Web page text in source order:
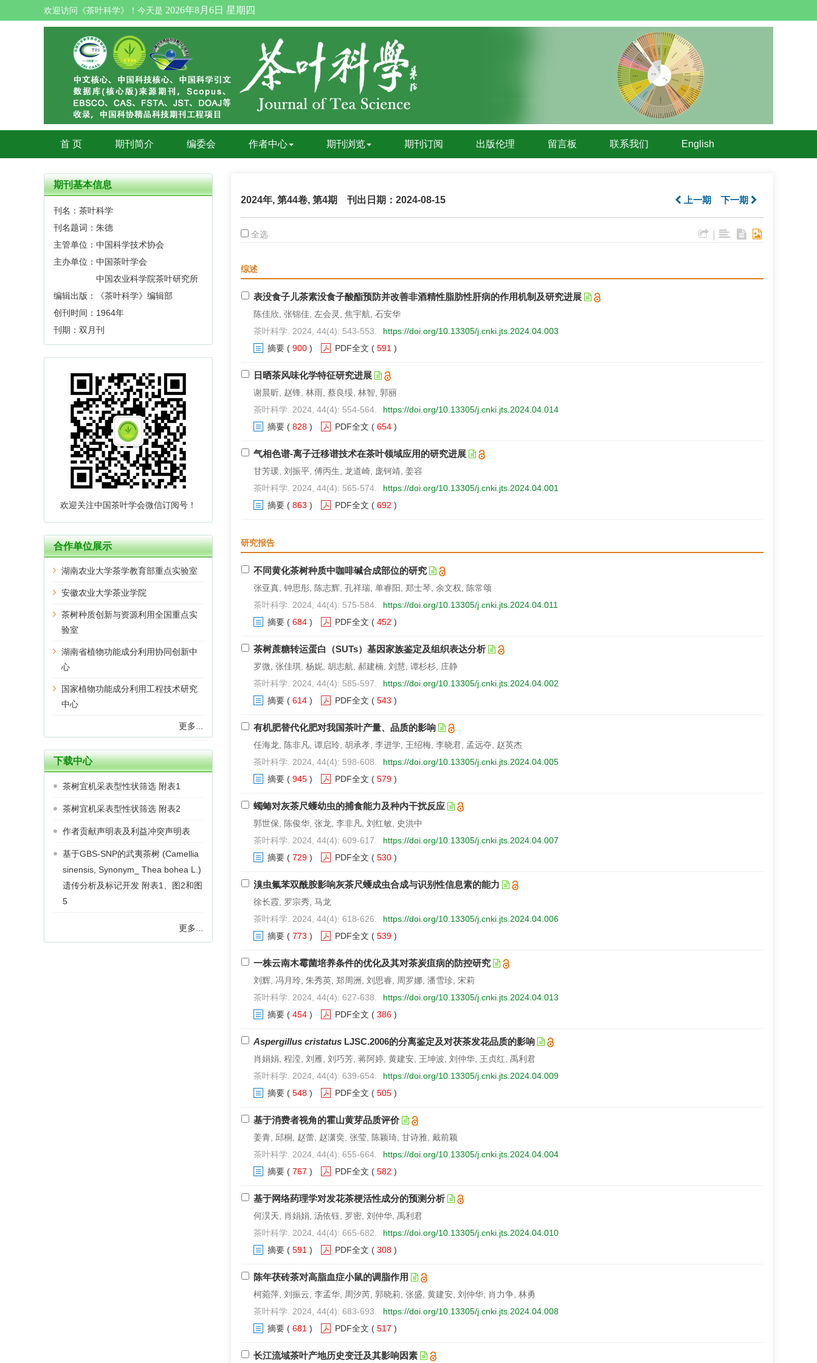
欢迎访问《茶叶科学》！今天是 2026年8月6日 星期四
首 页 期刊简介 编委会 作者中心 期刊浏览 期刊订阅 出版伦理 留言板 联系我们 English
2024年, 第44卷, 第4期 刊出日期：2024-08-15 上一期 下一期
全选
综述
表没食子儿茶素没食子酸酯预防并改善非酒精性脂肪性肝病的作用机制及研究进展
陈佳欣, 张锦佳, 左会灵, 焦宇航, 石安华
茶叶科学. 2024, 44(4): 543-553.
https://doi.org/10.13305/j.cnki.jts.2024.04.003
摘要( 900 ) PDF全文 ( 591 )
日晒茶风味化学特征研究进展
谢晨昕, 赵锋, 林雨, 蔡良绥, 林智, 郭丽
茶叶科学. 2024, 44(4): 554-564.
https://doi.org/10.13305/j.cnki.jts.2024.04.014
摘要( 828 ) PDF全文 ( 654 )
气相色谱-离子迁移谱技术在茶叶领域应用的研究进展
甘芳瑗, 刘振平, 傅丙生, 龙道崎, 庞钶靖, 姜容
茶叶科学. 2024, 44(4): 565-574.
https://doi.org/10.13305/j.cnki.jts.2024.04.001
摘要( 863 ) PDF全文 ( 692 )
研究报告
不同黄化茶树种质中咖啡碱合成部位的研究
张亚真, 钟思彤, 陈志辉, 孔祥瑞, 单睿阳, 郑士琴, 余文权, 陈常颂
茶叶科学. 2024, 44(4): 575-584.
https://doi.org/10.13305/j.cnki.jts.2024.04.011
摘要( 684 ) PDF全文 ( 452 )
茶树蔗糖转运蛋白（SUTs）基因家族鉴定及组织表达分析
罗微, 张佳琪, 杨妮, 胡志航, 郝建楠, 刘慧, 谭杉杉, 庄静
茶叶科学. 2024, 44(4): 585-597.
https://doi.org/10.13305/j.cnki.jts.2024.04.002
摘要( 614 ) PDF全文 ( 543 )
有机肥替代化肥对我国茶叶产量、品质的影响
任海龙, 陈非凡, 谭启玲, 胡承孝, 李进学, 王绍梅, 李晓君, 孟远夺, 赵英杰
茶叶科学. 2024, 44(4): 598-608.
https://doi.org/10.13305/j.cnki.jts.2024.04.005
摘要( 945 ) PDF全文 ( 579 )
蠋蝽对灰茶尺蠖幼虫的捕食能力及种内干扰反应
郭世保, 陈俊华, 张龙, 李非凡, 刘红敏, 史洪中
茶叶科学. 2024, 44(4): 609-617.
https://doi.org/10.13305/j.cnki.jts.2024.04.007
摘要( 729 ) PDF全文 ( 530 )
溴虫氟苯双酰胺影响灰茶尺蠖成虫合成与识别性信息素的能力
徐长霞, 罗宗秀, 马龙
茶叶科学. 2024, 44(4): 618-626.
https://doi.org/10.13305/j.cnki.jts.2024.04.006
摘要( 773 ) PDF全文 ( 539 )
一株云南木霉菌培养条件的优化及其对茶炭疽病的防控研究
刘辉, 冯月玲, 朱秀英, 郑周洲, 刘思睿, 周罗娜, 潘雪珍, 宋莉
茶叶科学. 2024, 44(4): 627-638.
https://doi.org/10.13305/j.cnki.jts.2024.04.013
摘要( 454 ) PDF全文 ( 386 )
Aspergillus cristatusLJSC.2006的分离鉴定及对茯茶发花品质的影响
肖娟娟, 程滢, 刘雁, 刘巧芳, 蒋阿婷, 黄建安, 王坤波, 刘仲华, 王贞红, 禹利君
茶叶科学. 2024, 44(4): 639-654.
https://doi.org/10.13305/j.cnki.jts.2024.04.009
摘要( 548 ) PDF全文 ( 505 )
基于消费者视角的霍山黄芽品质评价
姜青, 邱桐, 赵蕾, 赵潇奕, 张莹, 陈颖琦, 甘诗雅, 戴前颖
茶叶科学. 2024, 44(4): 655-664.
https://doi.org/10.13305/j.cnki.jts.2024.04.004
摘要( 767 ) PDF全文 ( 582 )
基于网络药理学对发花茶梗活性成分的预测分析
何淏天, 肖娟娟, 汤依钰, 罗密, 刘仲华, 禹利君
茶叶科学. 2024, 44(4): 665-682.
https://doi.org/10.13305/j.cnki.jts.2024.04.010
摘要( 591 ) PDF全文 ( 308 )
陈年茯砖茶对高脂血症小鼠的调脂作用
柯菀萍, 刘振云, 李孟华, 周汐芮, 郭晓莉, 张盛, 黄建安, 刘仲华, 肖力争, 林勇
茶叶科学. 2024, 44(4): 683-693.
https://doi.org/10.13305/j.cnki.jts.2024.04.008
摘要( 681 ) PDF全文 ( 517 )
长江流域茶叶产地历史变迁及其影响因素
期刊基本信息
刊名：茶叶科学
刊名题词：朱德
主管单位：中国科学技术协会
主办单位：中国茶叶学会
中国农业科学院茶叶研究所
编辑出版：《茶叶科学》编辑部
创刊时间：1964年
刊期：双月刊
欢迎关注中国茶叶学会微信订阅号！
合作单位展示
湖南农业大学茶学教育部重点实验室
安徽农业大学茶业学院
茶树种质创新与资源利用全国重点实
验室
湖南省植物功能成分利用协同创新中
心
国家植物功能成分利用工程技术研究
中心
更多...
下载中心
茶树宜机采表型性状筛选 附表1
茶树宜机采表型性状筛选 附表2
作者贡献声明表及利益冲突声明表
基于GBS-SNP的武夷茶树 (Camellia
sinensis, Synonym_ Thea bohea L.)
遗传分析及标记开发 附表1、图2和图
5
更多...